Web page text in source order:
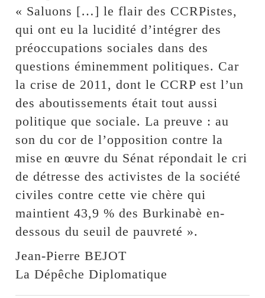
« Saluons […] le flair des CCRPistes,
qui ont eu la lucidité d’intégrer des
préoccupations sociales dans des
questions éminemment politiques. Car
la crise de 2011, dont le CCRP est l’un
des aboutissements était tout aussi
politique que sociale. La preuve : au
son du cor de l’opposition contre la
mise en œuvre du Sénat répondait le cri
de détresse des activistes de la société
civiles contre cette vie chère qui
maintient 43,9 % des Burkinabè en-
dessous du seuil de pauvreté ».
Jean-Pierre BEJOT
La Dépêche Diplomatique